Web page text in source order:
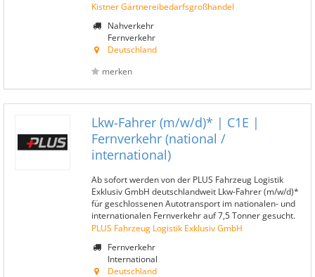
Kistner Gärtnereibedarfsgroßhandel
Nahverkehr
Fernverkehr
Deutschland
merken
Lkw-Fahrer (m/w/d)* | C1E |
Fernverkehr (national /
international)
Ab sofort werden von der PLUS Fahrzeug Logistik
Exklusiv GmbH deutschlandweit Lkw-Fahrer (m/w/d)*
für geschlossenen Autotransport im nationalen- und
internationalen Fernverkehr auf 7,5 Tonner gesucht.
PLUS Fahrzeug Logistik Exklusiv GmbH
Fernverkehr
International
Deutschland